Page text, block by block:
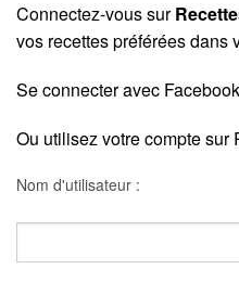
Connectez-vous sur
vos recettes préférées dans
Se connecter avec
Ou utilisez votre compte sur
Nom d'utilisateur :